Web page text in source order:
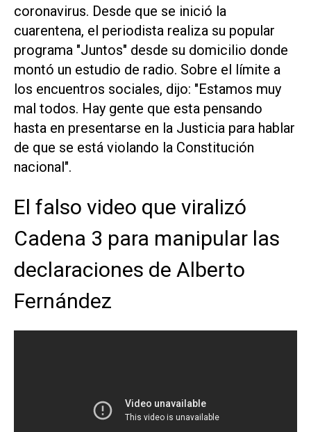
coronavirus. Desde que se inició la
cuarentena, el periodista realiza su popular
programa "Juntos" desde su domicilio donde
montó un estudio de radio. Sobre el límite a
los encuentros sociales, dijo: "Estamos muy
mal todos. Hay gente que esta pensando
hasta en presentarse en la Justicia para hablar
de que se está violando la Constitución
nacional".
El falso video que viralizó
Cadena 3 para manipular las
declaraciones de Alberto
Fernández